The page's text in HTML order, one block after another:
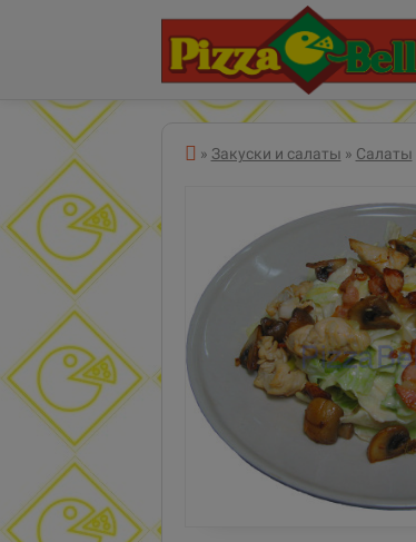
Все категории
» Закуски и салаты » Салаты